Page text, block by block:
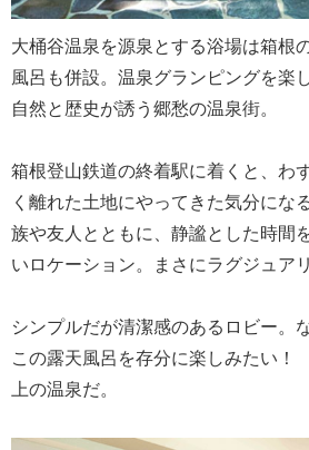
大桶谷温泉を源泉とする浴場は箱根
風呂も併設。温泉グランピングを楽
自然と歴史が誘う郷愁の温泉街。
箱根登山鉄道の終着駅に着くと、わ
く離れた土地にやってきた気分にな
族や友人とともに、静謐とした時間
いロケーション。まさにラグジュア
シンプルだが清潔感のあるロビー。
この露天風呂を存分に楽しみたい
上の温泉だ。